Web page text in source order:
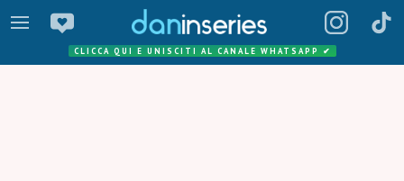
CLICCA QUI E UNISCITI AL CANALE WHATSAPP ✔